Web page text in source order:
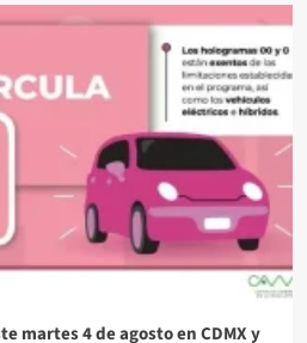
martes 4 de agosto en CDMX y